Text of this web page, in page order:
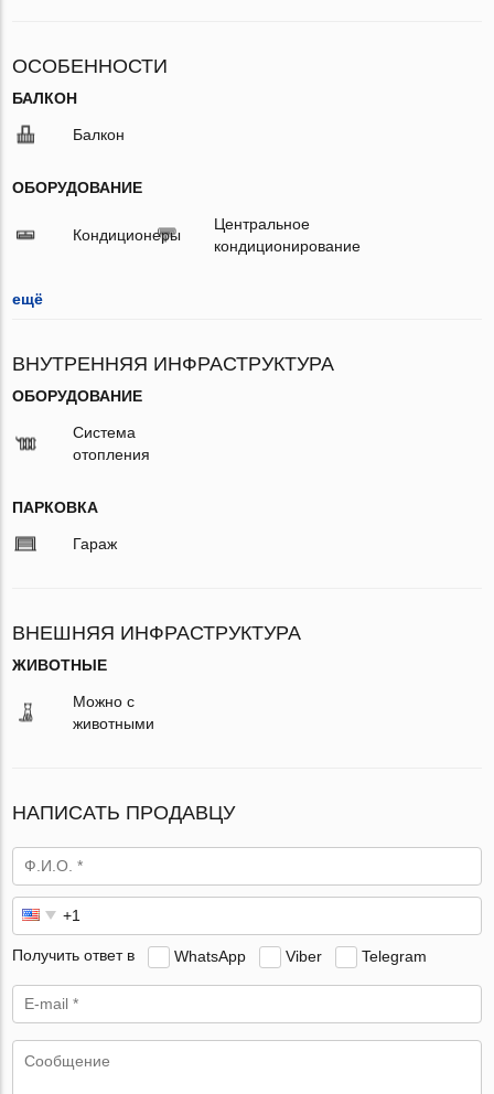
ОСОБЕННОСТИ
БАЛКОН
Балкон
ОБОРУДОВАНИЕ
Кондиционеры
Центральное
кондиционирование
ещё
ВНУТРЕННЯЯ ИНФРАСТРУКТУРА
ОБОРУДОВАНИЕ
Система
отопления
ПАРКОВКА
Гараж
ВНЕШНЯЯ ИНФРАСТРУКТУРА
ЖИВОТНЫЕ
Можно с
животными
НАПИСАТЬ ПРОДАВЦУ
Получить ответ в WhatsApp Viber Telegram